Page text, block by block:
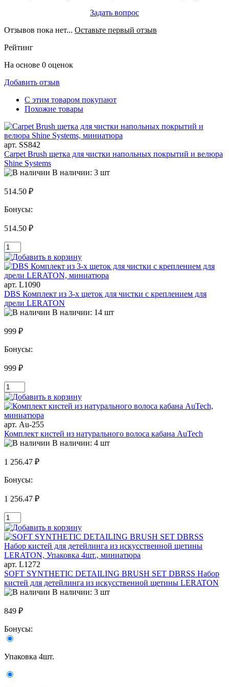
Задать вопрос
Отзывов пока нет... Оставьте первый отзыв
Рейтинг
На основе 0 оценок
Добавить отзыв
С этим товаром покупают
Похожие товары
арт. SS842
Carpet Brush щетка для чистки напольных покрытий и велюра
Shine Systems
В наличии: 3 шт
514.50 ₽
Бонусы:
514.50 ₽
арт. L1090
DBS Комплект из 3-х щеток для чистки с креплением для
дрели LERATON
В наличии: 14 шт
999 ₽
Бонусы:
999 ₽
арт. Au-255
Комплект кистей из натурального волоса кабана AuTech
В наличии: 4 шт
1 256.47 ₽
Бонусы:
1 256.47 ₽
арт. L1272
SOFT SYNTHETIC DETAILING BRUSH SET DBRSS Набор
кистей для детейлинга из искусственной щетины LERATON
В наличии: 3 шт
849 ₽
Бонусы:
Упаковка 4шт.